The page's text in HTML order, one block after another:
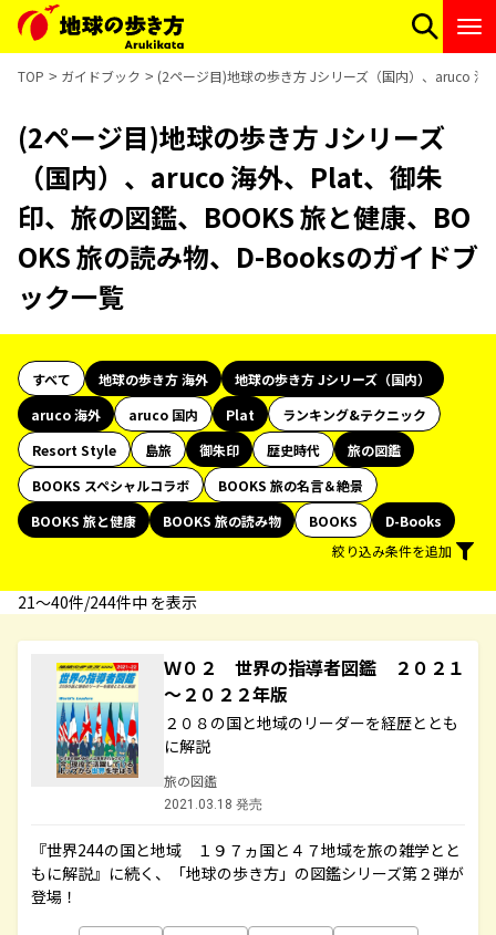
TOP ガイドブック (2ページ目)地球の歩き方 Jシリーズ（国内）、aruco
(2ページ目)地球の歩き方 Jシリーズ
（国内）、aruco 海外、Plat、御朱
印、旅の図鑑、BOOKS 旅と健康、BO
OKS 旅の読み物、D-Booksのガイドブ
ック一覧
すべて 地球の歩き方 海外
地球の歩き方 Jシリーズ（国内）
aruco 海外
aruco 国内 Plat
ランキング&テクニック
Resort Style
島旅 御朱印 歴史時代
旅の図鑑
BOOKS スペシャルコラボ
BOOKS 旅の名言＆絶景
BOOKS 旅と健康
BOOKS 旅の読み物 BOOKS
D-Books
絞り込み条件を追加
21〜40件/244件中 を表示
Ｗ０２ 世界の指導者図鑑 ２０２１
～２０２２年版
２０８の国と地域のリーダーを経歴ととも
に解説
旅の図鑑
2021.03.18 発売
『世界244の国と地域 １９７ヵ国と４７地域を旅の雑学とと
もに解説』に続く、「地球の歩き方」の図鑑シリーズ第２弾が
登場！